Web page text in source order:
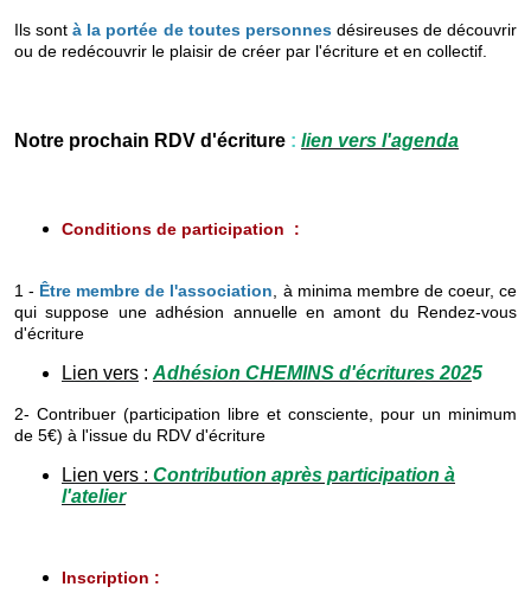
Ils sontà la portée de toutes personnesdésireuses de découvrir
ou de redécouvrir le plaisir de créer par l'écriture et en collectif.
Notre prochain RDV d'écriture : lien vers l'agenda
Conditions de participation :
1 - Être membre de l'association , à minima membre de coeur, ce
qui suppose une adhésion annuelle en amont du Rendez-vous
d'écriture
Lien vers : Adhésion CHEMINS d'écritures 2025
2- Contribuer (participation libre et consciente, pour un minimum
de 5€) à l'issue du RDV d'écriture
Lien vers : Contribution après participation à
l'atelier
Inscription :